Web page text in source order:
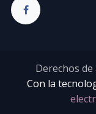
Derechos
Con la